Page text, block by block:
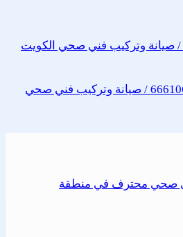
سباك سعد العبد الله / 66610692 / صيانة وتركيب فني صحي